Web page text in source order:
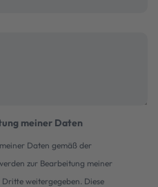
meiner Daten
Daten gemäß der
zur Bearbeitung meiner
weitergegeben. Diese